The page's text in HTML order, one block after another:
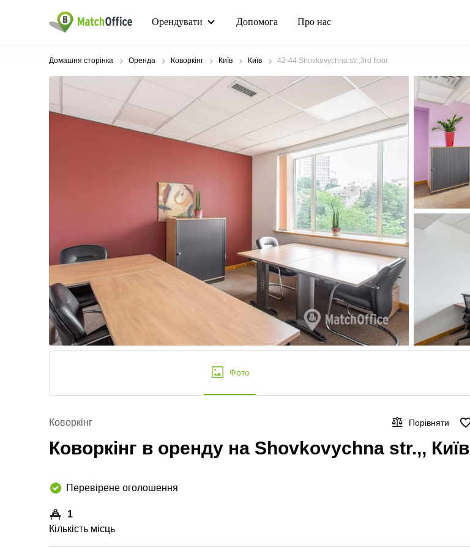
Орендувати Допомога Про нас
Домашня сторінка Оренда Коворкінг Київ Київ 42-44 Shovkovychna str.,3rd floor
Фото
Коворкінг Порівняти
Коворкінг в оренду на Shovkovychna str.,, Київ
Перевірене оголошення
1
Кількість місць